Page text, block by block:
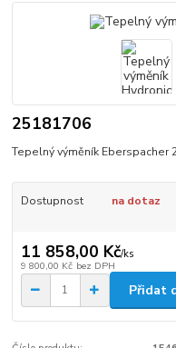
25181706
Tepelný výměník Eberspacher
Dostupnost na dotaz
11 858,00 Kč/ks
9 800,00 Kč bez DPH
Přidat